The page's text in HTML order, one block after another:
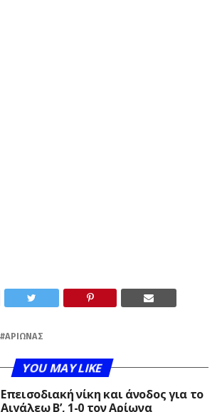
ΑΡΊΩΝΑΣ
YOU MAY LIKE
Επεισοδιακή νίκη και άνοδος για το
Αιγάλεω Β’, 1-0 τον Αρίωνα